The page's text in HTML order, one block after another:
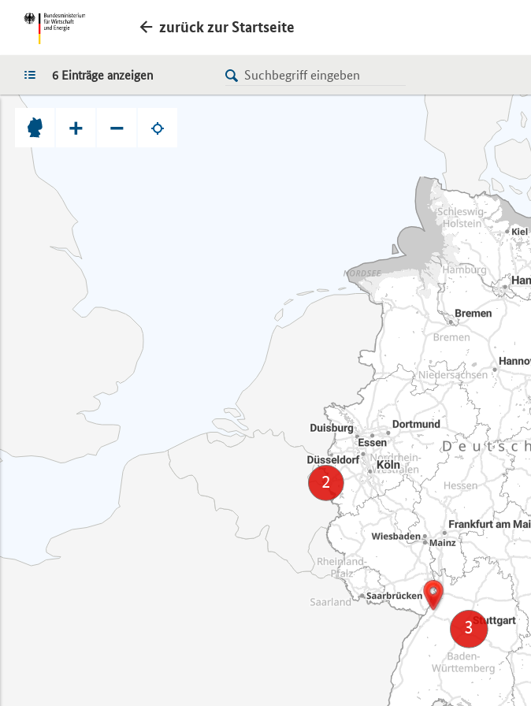
zurück zur Startseite
LISTE
6 Einträge anzeigen
+ −